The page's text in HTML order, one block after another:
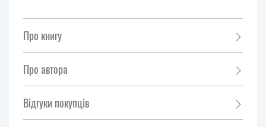
Про книгу
Про автора
Відгуки покупців